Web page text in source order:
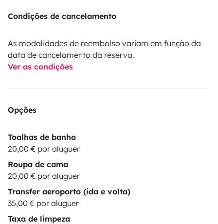
Condições de cancelamento
As modalidades de reembolso variam em função da
data de cancelamento da reserva.
Ver as condições
Opções
Toalhas de banho
20,00 € por aluguer
Roupa de cama
20,00 € por aluguer
Transfer aeroporto (ida e volta)
35,00 € por aluguer
Taxa de limpeza